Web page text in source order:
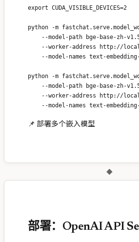
export CUDA_VISIBLE_DEVICES=2
python -m
--model-path bge-base-zh-
--worker-address http://
--model-names text-
python -m
--model-path bge-base-zh-
--worker-address http://
📌 部署多个嵌入模型
◆
部署：OpenAI API